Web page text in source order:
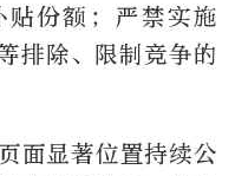
份额；严禁实施
除、限制竞争的
面显著位置持续公